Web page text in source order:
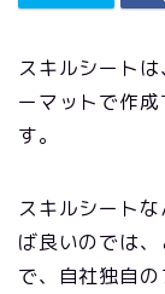
スキルシート
ーマットで作
す。
スキルシート
ば良いのでは
で、自社独自